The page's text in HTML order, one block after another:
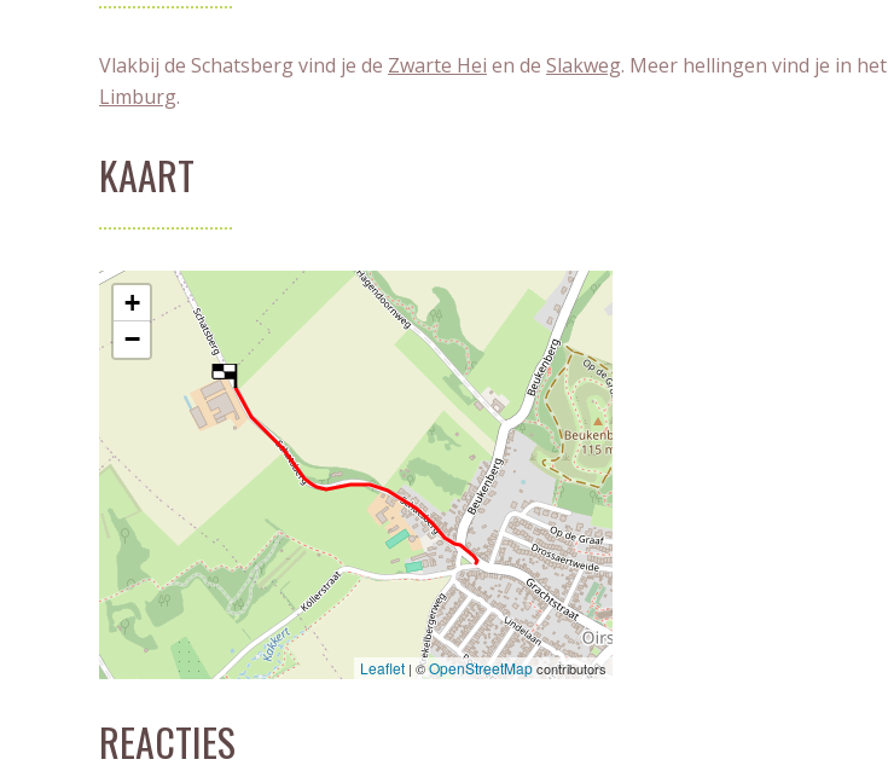
Vlakbij de Schatsberg vind je de Zwarte Hei en de Slakweg. Meer hellingen vind je in het
Limburg.
KAART
+
−
Leaflet | ©OpenStreetMapcontributors
REACTIES